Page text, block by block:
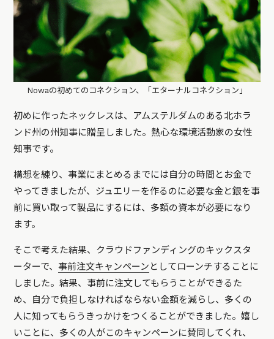
Nowaの初めてのコネクション、「エターナルコネクション」
初めに作ったネックレスは、アムステルダムのある北ホラ
ンド州の州知事に贈呈しました。熱心な環境活動家の女性
知事です。
構想を練り、事業にまとめるまでには自分の時間とお金で
やってきましたが、ジュエリーを作るのに必要な金と銀を事
前に買い取って製品にするには、多額の資本が必要になり
ます。
そこで考えた結果、クラウドファンディングのキックスタ
ーターで、事前注文キャンペーン としてローンチすることに
しました。結果、事前に注文してもらうことができるた
め、自分で負担しなければならない金額を減らし、多くの
人に知ってもらうきっかけをつくることができました。嬉し
いことに、多くの人がこのキャンペーンに賛同してくれ、